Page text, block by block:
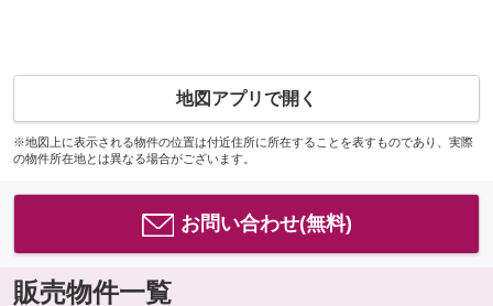
地図アプリで開く
※地図上に表示される物件の位置は付近住所に所在することを表すものであり、実際
の物件所在地とは異なる場合がございます。
お問い合わせ(無料)
販売物件一覧